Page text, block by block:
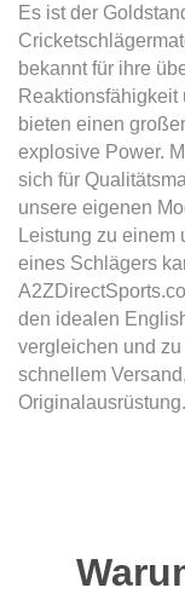
Es ist der
bekannt für ihre
bieten einen
explosive Power.
sich für
unsere eigenen
Leistung zu einem
eines Schlägers
den idealen
vergleichen und
schnellem
Originalausrüstung.